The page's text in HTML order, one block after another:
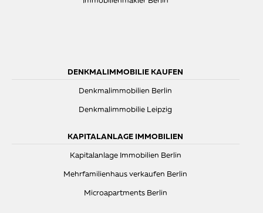
DENKMALIMMOBILIE KAUFEN
Denkmalimmobilien Berlin
Denkmalimmobilie Leipzig
KAPITALANLAGE IMMOBILIEN
Kapitalanlage Immobilien Berlin
Mehrfamilienhaus verkaufen Berlin
Microapartments Berlin